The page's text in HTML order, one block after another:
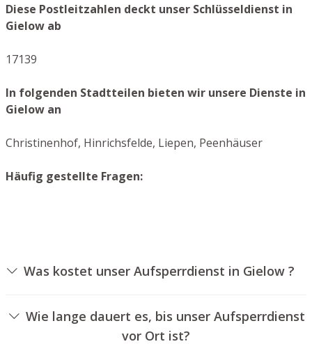
Diese Postleitzahlen deckt unser Schlüsseldienst in
Gielow ab
17139
In folgenden Stadtteilen bieten wir unsere Dienste in
Gielow an
Christinenhof, Hinrichsfelde, Liepen, Peenhäuser
Häufig gestellte Fragen:
Was kostet unser Aufsperrdienst in Gielow ?
verschiedenen Faktoren ab, wie zum Beispiel der
Ausführung des Türschlosses, der Dauer der Arbeiten
Wie lange dauert es, bis unser Aufsperrdienst
vor Ort ist?